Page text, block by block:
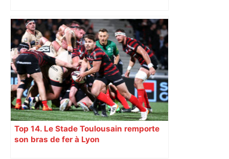
Top 14: comment Perpignan a une
nouvelle fois fait tomber Toulouse? –
RMC Sport
Top 14. Le Stade Toulousain remporte
son bras de fer à Lyon